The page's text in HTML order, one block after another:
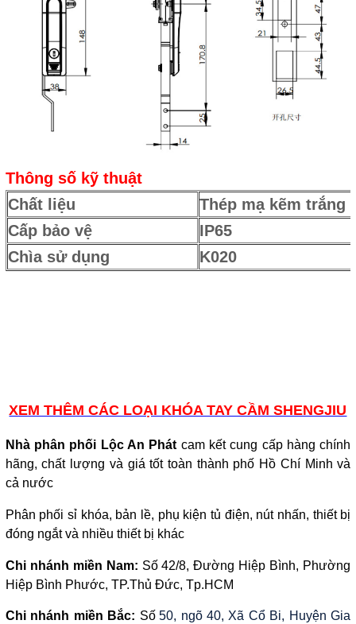
Thông số kỹ thuật
Chất liệu
Thép mạ kẽm trắng
Cấp bảo vệ
IP65
Chìa sử dụng
K020
XEM THÊM CÁC LOẠI KHÓA TAY CẦM SHENGJIU
Nhà phân phối Lộc An Phátcam kết cung cấp hàng chính
hãng, chất lượng và giá tốt toàn thành phố Hồ Chí Minh và
cả nước
Phân phối sỉ khóa, bản lề, phụ kiện tủ điện, nút nhấn, thiết bị
đóng ngắt và nhiều thiết bị khác
Chi nhánh miền Nam: Số 42/8, Đường Hiệp Bình, Phường
Hiệp Bình Phước, TP.Thủ Đức, Tp.HCM
Chi nhánh miền Bắc: Số 50, ngõ 40, Xã Cổ Bi, Huyện Gia